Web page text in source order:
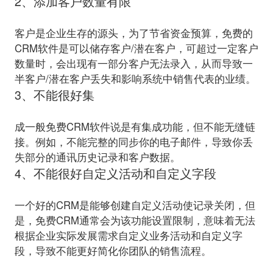
客户是企业生存的源头，为了节省资金预算，免费的
CRM软件是可以储存客户/潜在客户，可超过一定客户
数量时，会出现有一部分客户无法录入，从而导致一
3、不能很好集
成一般免费CRM软件说是有集成功能，但不能无缝链
接。例如，不能完整的同步你的电子邮件，导致你丢
4、不能很好自定义活动和自定义字段
一个好的CRM是能够创建自定义活动使记录关闭，但
是，免费CRM通常会为该功能设置限制，意味着无法
根据企业实际发展需求自定义业务活动和自定义字
段，导致不能更好简化你团队的销售流程。